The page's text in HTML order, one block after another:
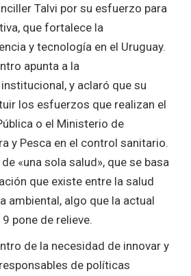
Talvi por su esfuerzo para
que fortalece la
y tecnología en el Uruguay.
apunta a la
y aclaró que su
los esfuerzos que realizan el
o el Ministerio de
y Pesca en el control sanitario.
«una sola salud», que se basa
que existe entre la salud
ambiental, algo que la actual
pone de relieve.
de la necesidad de innovar y
de políticas